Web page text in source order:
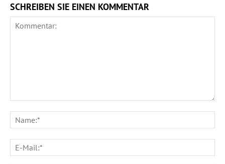
SCHREIBEN SIE EINEN KOMMENTAR